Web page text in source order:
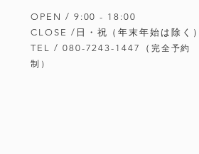
OPEN / 9:00 - 18 :00
CLOSE /日・祝（年末年始は除く）
TEL / 080-7243-1447（ 完全予約
制）